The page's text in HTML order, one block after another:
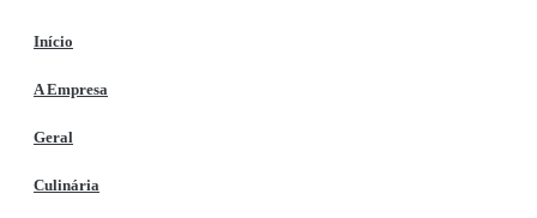
Início
A Empresa
Geral
Culinária